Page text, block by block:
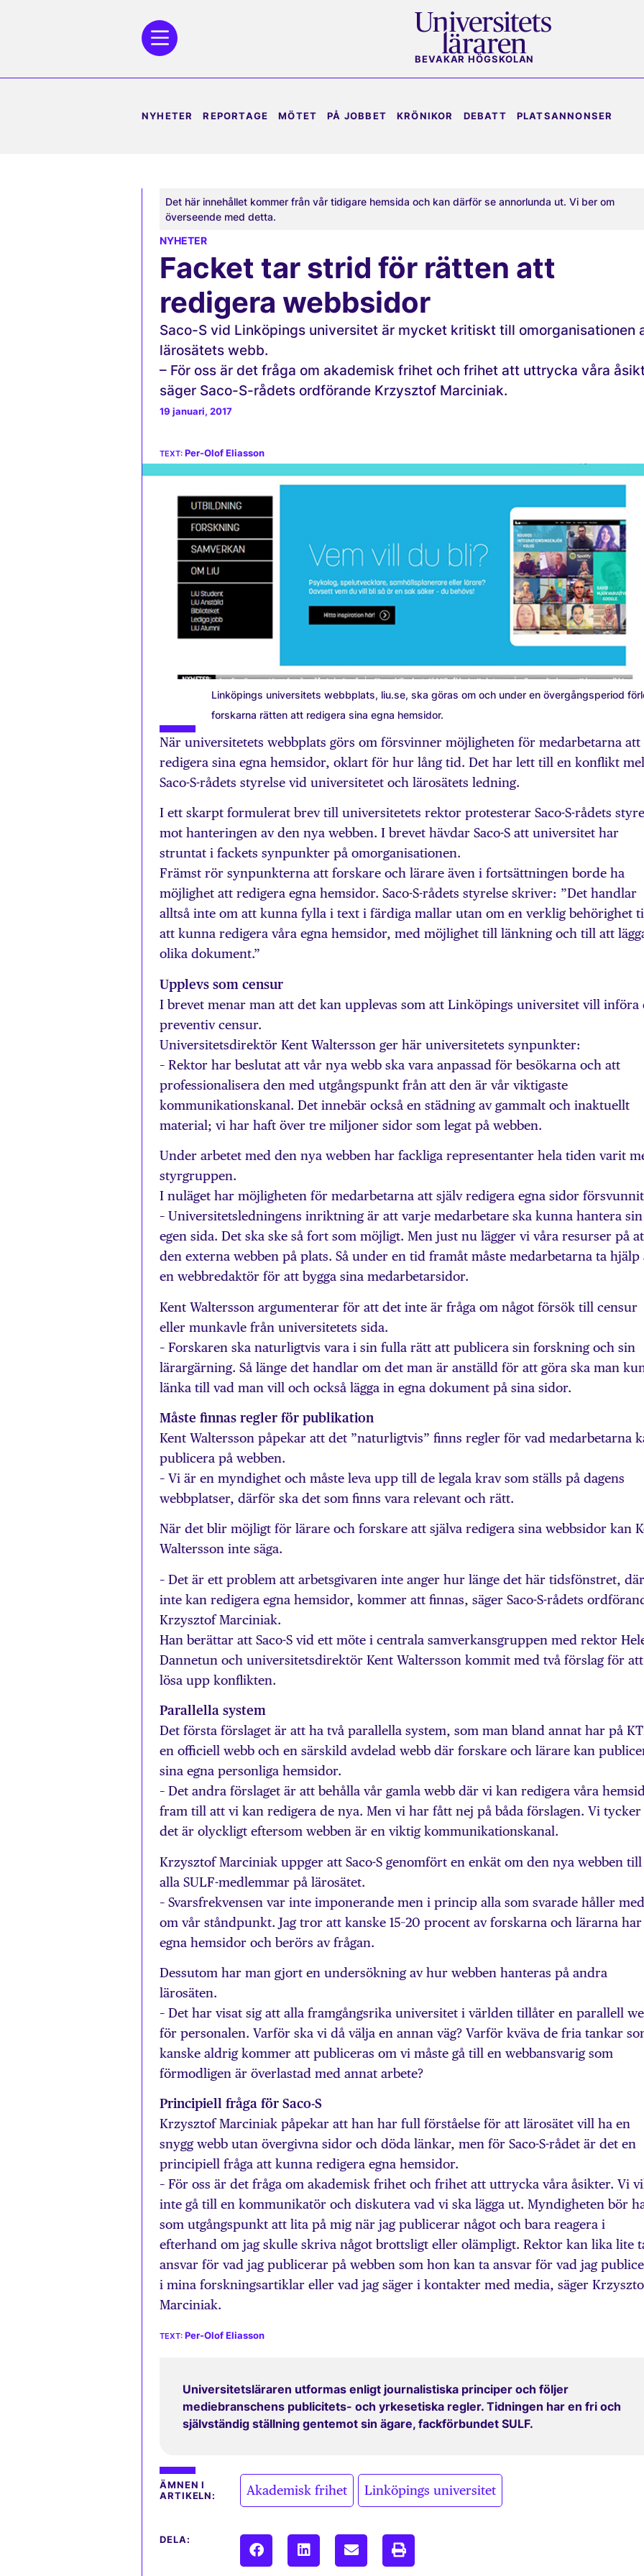
BEVAKAR HÖGSKOLAN
NYHETER REPORTAGE MÖTET PÅ JOBBET KRÖNIKOR DEBATT PLATSANNONSER
Det här innehållet kommer från vår tidigare hemsida och kan därför se annorlunda ut. Vi ber om
överseende med detta.
NYHETER
Facket tar strid för rätten att
redigera webbsidor
Saco-S vid Linköpings universitet är mycket kritiskt till omorganisationen
lärosätets webb.
– För oss är det fråga om akademisk frihet och frihet att uttrycka våra
säger Saco-S-rådets ordförande Krzysztof Marciniak.
19 januari, 2017
Per-Olof Eliasson
Linköpings universitets webbplats, liu.se, ska göras om och under en övergångsperiod
forskarna rätten att redigera sina egna hemsidor.
När universitetets webbplats görs om försvinner möjligheten för medarbetarna att
redigera sina egna hemsidor, oklart för hur lång tid. Det har lett till en konflikt
Saco-S-rådets styrelse vid universitetet och lärosätets ledning.
I ett skarpt formulerat brev till universitetets rektor protesterar Saco-S-rådets
mot hanteringen av den nya webben. I brevet hävdar Saco-S att universitet har
struntat i fackets synpunkter på omorganisationen.
Främst rör synpunkterna att forskare och lärare även i fortsättningen borde ha
möjlighet att redigera egna hemsidor. Saco-S-rådets styrelse skriver: ”Det handlar
alltså inte om att kunna fylla i text i färdiga mallar utan om en verklig behörighet
att kunna redigera våra egna hemsidor, med möjlighet till länkning och till att
olika dokument.”
Upplevs som censur
I brevet menar man att det kan upplevas som att Linköpings universitet vill införa
preventiv censur.
Universitetsdirektör Kent Waltersson ger här universitetets synpunkter:
– Rektor har beslutat att vår nya webb ska vara anpassad för besökarna och att
professionalisera den med utgångspunkt från att den är vår viktigaste
kommunikationskanal. Det innebär också en städning av gammalt och inaktuellt
material; vi har haft över tre miljoner sidor som legat på webben.
Under arbetet med den nya webben har fackliga representanter hela tiden varit
styrgruppen.
I nuläget har möjligheten för medarbetarna att själv redigera egna sidor
– Universitetsledningens inriktning är att varje medarbetare ska kunna hantera sin
egen sida. Det ska ske så fort som möjligt. Men just nu lägger vi våra resurser på
den externa webben på plats. Så under en tid framåt måste medarbetarna ta hjälp
en webbredaktör för att bygga sina medarbetarsidor.
Kent Waltersson argumenterar för att det inte är fråga om något försök till censur
eller munkavle från universitetets sida.
– Forskaren ska naturligtvis vara i sin fulla rätt att publicera sin forskning och sin
lärargärning. Så länge det handlar om det man är anställd för att göra ska man
länka till vad man vill och också lägga in egna dokument på sina sidor.
Måste finnas regler för publikation
Kent Waltersson påpekar att det ”naturligtvis” finns regler för vad medarbetarna
publicera på webben.
– Vi är en myndighet och måste leva upp till de legala krav som ställs på dagens
webbplatser, därför ska det som finns vara relevant och rätt.
När det blir möjligt för lärare och forskare att själva redigera sina webbsidor kan
Waltersson inte säga.
– Det är ett problem att arbetsgivaren inte anger hur länge det här tidsfönstret,
inte kan redigera egna hemsidor, kommer att finnas, säger Saco-S-rådets
Krzysztof Marciniak.
Han berättar att Saco-S vid ett möte i centrala samverkansgruppen med rektor
Dannetun och universitetsdirektör Kent Waltersson kommit med två förslag för att
lösa upp konflikten.
Parallella system
Det första förslaget är att ha två parallella system, som man bland annat har på
en officiell webb och en särskild avdelad webb där forskare och lärare kan
sina egna personliga hemsidor.
­– Det andra förslaget är att behålla vår gamla webb där vi kan redigera våra
fram till att vi kan redigera de nya. Men vi har fått nej på båda förslagen. Vi tycker
det är olyckligt eftersom webben är en viktig kommunikationskanal.
Krzysztof Marciniak uppger att Saco-S genomfört en enkät om den nya webben till
alla SULF-medlemmar på lärosätet.
– Svarsfrekvensen var inte imponerande men i princip alla som svarade håller med
om vår ståndpunkt. Jag tror att kanske 15–20 procent av forskarna och lärarna har
egna hemsidor och berörs av frågan.
Dessutom har man gjort en undersökning av hur webben hanteras på andra
lärosäten.
– Det har visat sig att alla framgångsrika universitet i världen tillåter en parallell
för personalen. Varför ska vi då välja en annan väg? Varför kväva de fria tankar
kanske aldrig kommer att publiceras om vi måste gå till en webbansvarig som
förmodligen är överlastad med annat arbete?
Principiell fråga för Saco-S
Krzysztof Marciniak påpekar att han har full förståelse för att lärosätet vill ha en
snygg webb utan övergivna sidor och döda länkar, men för Saco-S-rådet är det en
principiell fråga att kunna redigera egna hemsidor.
– För oss är det fråga om akademisk frihet och frihet att uttrycka våra åsikter. Vi
inte gå till en kommunikatör och diskutera vad vi ska lägga ut. Myndigheten bör
som utgångspunkt att lita på mig när jag publicerar något och bara reagera i
efterhand om jag skulle skriva något brottsligt eller olämpligt. Rektor kan lika lite
ansvar för vad jag publicerar på webben som hon kan ta ansvar för vad jag
i mina forskningsartiklar eller vad jag säger i kontakter med media, säger
Marciniak.
Per-Olof Eliasson
Universitetsläraren utformas enligt journalistiska principer och följer
mediebranschens publicitets- och yrkesetiska regler. Tidningen har en fri och
självständig ställning gentemot sin ägare, fackförbundet SULF.
ÄMNEN I
ARTIKELN:
Akademisk frihet Linköpings universitet
DELA: